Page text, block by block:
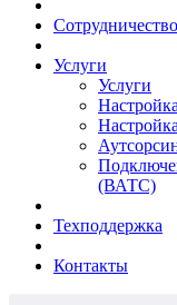
Сотрудничество
Услуги
Услуги
(ВАТС)
Техподдержка
Контакты